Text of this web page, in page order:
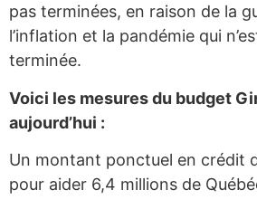
pas terminées, en raison de la
l’inflation et la pandémie qui
terminée.
Voici les mesures du budget
aujourd’hui :
Un montant ponctuel en crédit
pour aider 6,4 millions de